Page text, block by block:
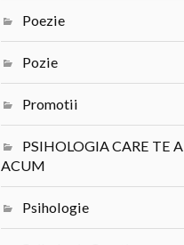
Poezie
Pozie
Promotii
PSIHOLOGIA CARE TE
ACUM
Psihologie